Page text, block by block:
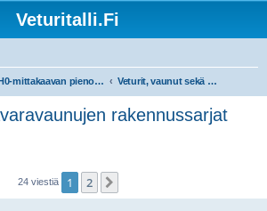
Veturitalli.Fi
H0-mittakaavan pienoisrautatiet Veturit, vaunut sekä muu liikkuva kalusto
rakennussarjat
24 viestiä 1 2